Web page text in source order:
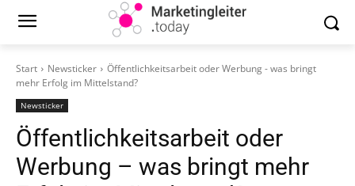
Start Newsticker
Öffentlichkeitsarbeit oder Werbung - was bringt
mehr Erfolg im Mittelstand?
Newsticker
Öffentlichkeitsarbeit oder
Werbung – was bringt mehr